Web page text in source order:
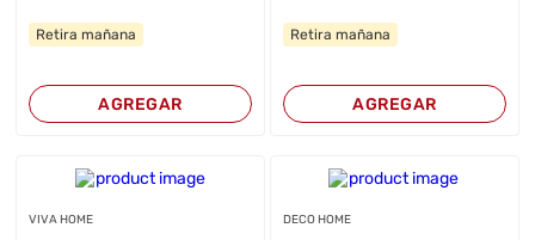
Retira mañana
AGREGAR
Retira mañana
AGREGAR
VIVA HOME DECO HOME